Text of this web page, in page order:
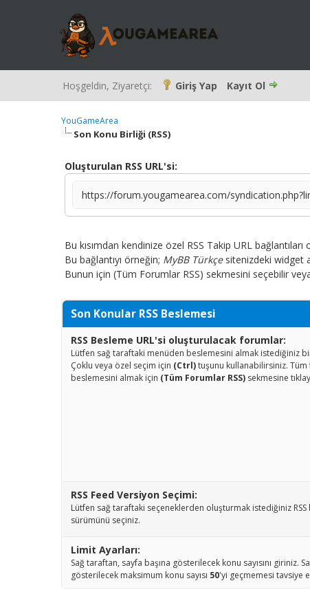
Hoşgeldin, Ziyaretçi: Giriş Yap Kayıt Ol
YouGameArea
Son Konu Birliği (RSS)
Oluşturulan RSS URL'si:
https://forum.yougamearea.com/
Bu kısımdan kendinize özel RSS Takip URL
Bu bağlantıyı örneğin; MyBB Türkçesitenizdeki widget
Bunun için (Tüm Forumlar RSS) sekmesini seçebilir
Son Konular RSS Beslemesi
RSS Besleme URL'si oluşturulacak forumlar:
Lütfen sağ taraftaki menüden beslemesini almak istediğiniz
Çoklu veya özel seçim için (Ctrl)tuşunu kullanabilirsiniz. Tüm
beslemesini almak için (Tüm Forumlar RSS) sekmesine
RSS Feed Versiyon Seçimi:
Lütfen sağ taraftaki seçeneklerden oluşturmak istediğiniz
sürümünü seçiniz.
Limit Ayarları:
Sağ taraftan, sayfa başına gösterilecek konu sayısını giriniz.
gösterilecek maksimum konu sayısı 50'yi geçmemesi tavsiye